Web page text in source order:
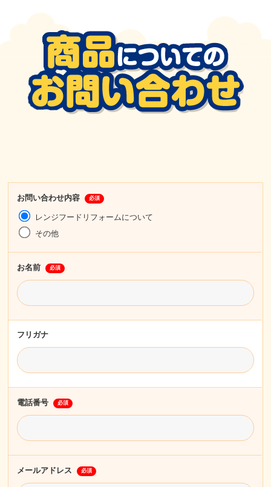
お問い合わせ内容 必須
レンジフードリフォームについて
その他
お名前 必須
フリガナ
電話番号 必須
メールアドレス 必須